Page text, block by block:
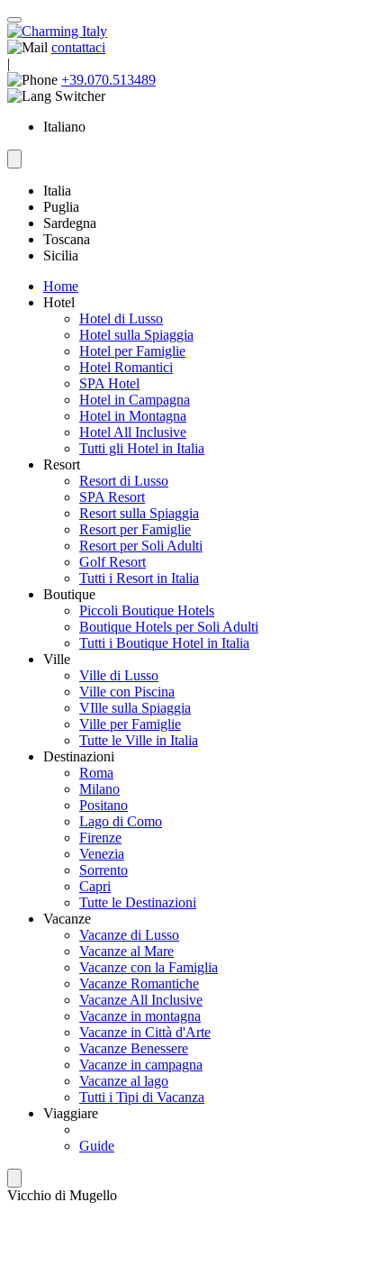
contattaci
|
+39.070.513489
Italiano
Italia
Puglia
Sardegna
Toscana
Sicilia
Home
Hotel
Hotel di Lusso
Hotel sulla Spiaggia
Hotel per Famiglie
Hotel Romantici
SPA Hotel
Hotel in Campagna
Hotel in Montagna
Hotel All Inclusive
Tutti gli Hotel in Italia
Resort
Resort di Lusso
SPA Resort
Resort sulla Spiaggia
Resort per Famiglie
Resort per Soli Adulti
Golf Resort
Tutti i Resort in Italia
Boutique
Piccoli Boutique Hotels
Boutique Hotels per Soli Adulti
Tutti i Boutique Hotel in Italia
Ville
Ville di Lusso
Ville con Piscina
VIlle sulla Spiaggia
Ville per Famiglie
Tutte le Ville in Italia
Destinazioni
Roma
Milano
Positano
Lago di Como
Firenze
Venezia
Sorrento
Capri
Tutte le Destinazioni
Vacanze
Vacanze di Lusso
Vacanze al Mare
Vacanze con la Famiglia
Vacanze Romantiche
Vacanze All Inclusive
Vacanze in montagna
Vacanze in Città d'Arte
Vacanze Benessere
Vacanze in campagna
Vacanze al lago
Tutti i Tipi di Vacanza
Viaggiare
Guide
Vicchio di Mugello